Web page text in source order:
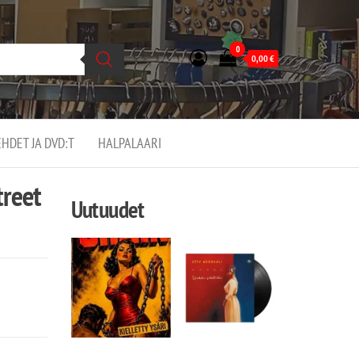
0
0,00€
JA DVD:T HALPALAARI
Uutuudet